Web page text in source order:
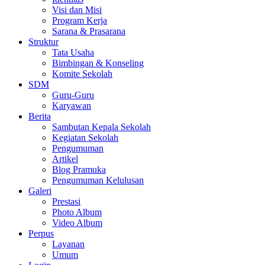
Visi dan Misi
Program Kerja
Sarana & Prasarana
Struktur
Tata Usaha
Bimbingan & Konseling
Komite Sekolah
SDM
Guru-Guru
Karyawan
Berita
Sambutan Kepala Sekolah
Kegiatan Sekolah
Pengumuman
Artikel
Blog Pramuka
Pengumuman Kelulusan
Galeri
Prestasi
Photo Album
Video Album
Perpus
Layanan
Umum